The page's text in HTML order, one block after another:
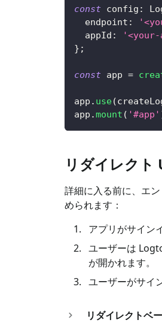
const config :
  endpoint
:
  appId
:
} ;
const app =
app . use(
app .mount ( '#app'
リダイレクト
詳細に入る前に、エ
められます：
アプリがサイン
ユーザーは
が開かれます。
ユーザーがサイ
リダイレクトベ